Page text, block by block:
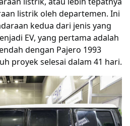
listrik oleh departemen. Ini
kedua dari jenis yang
EV, yang pertama adalah
dengan Pajero 1993
proyek selesai dalam 41 hari.